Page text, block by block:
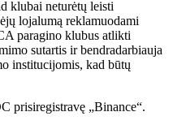
klubai neturėtų leisti
lojalumą reklamuodami
paragino klubus atlikti
sutartis ir bendradarbiauja
institucijomis, kad būtų
prisiregistravę „Binance“.